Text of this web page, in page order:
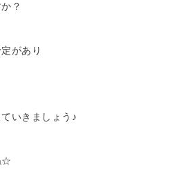
？
があり
いきましょう♪
☆